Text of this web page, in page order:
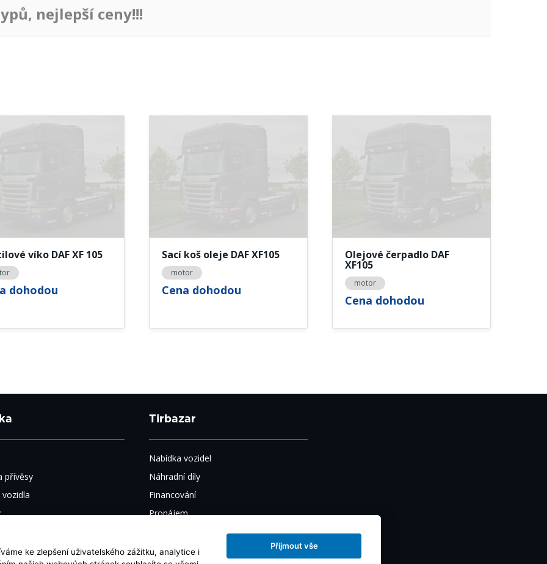
nejlepší ceny!!!
víko DAF XF 105
dohodou
Sací koš oleje DAF XF105
motor
Cena dohodou
Olejové čerpadlo DAF
XF105
motor
Cena dohodou
přívěsy
vozidla
Tirbazar
Nabídka vozidel
Náhradní díly
Financování
Pronájem
O nás
ke zlepšení uživatelského zážitku, analytice i
Příjmout vše